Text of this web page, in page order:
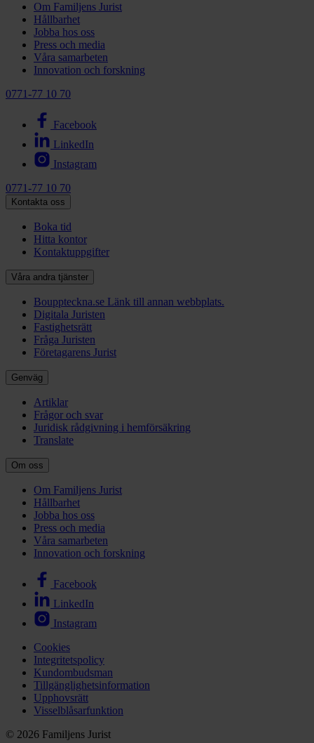
Om Familjens Jurist
Hållbarhet
Jobba hos oss
Press och media
Våra samarbeten
Innovation och forskning
0771-77 10 70
Facebook
LinkedIn
Instagram
0771-77 10 70
Kontakta oss
Boka tid
Hitta kontor
Kontaktuppgifter
Våra andra tjänster
Bouppteckna.se Länk till annan webbplats.
Digitala Juristen
Fastighetsrätt
Fråga Juristen
Företagarens Jurist
Genväg
Artiklar
Frågor och svar
Juridisk rådgivning i hemförsäkring
Translate
Om oss
Om Familjens Jurist
Hållbarhet
Jobba hos oss
Press och media
Våra samarbeten
Innovation och forskning
Facebook
LinkedIn
Instagram
Cookies
Integritetspolicy
Kundombudsman
Tillgänglighetsinformation
Upphovsrätt
Visselblåsarfunktion
© 2026 Familjens Jurist